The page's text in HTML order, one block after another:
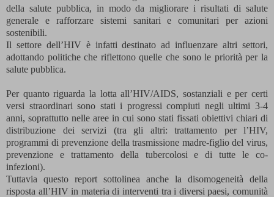
della salute pubblica, in modo da migliorare i risultati di salute
generale e rafforzare sistemi sanitari e comunitari per azioni
sostenibili.
Il settore dell’HIV è infatti destinato ad influenzare altri settori,
adottando politiche che riflettono quelle che sono le priorità per la
salute pubblica.
Per quanto riguarda la lotta all’HIV/AIDS, sostanziali e per certi
versi straordinari sono stati i progressi compiuti negli ultimi 3-4
anni, soprattutto nelle aree in cui sono stati fissati obiettivi chiari di
distribuzione dei servizi (tra gli altri: trattamento per l’HIV,
programmi di prevenzione della trasmissione madre-figlio del virus,
prevenzione e trattamento della tubercolosi e di tutte le co-
infezioni).
Tuttavia questo report sottolinea anche la disomogeneità della
risposta all’HIV in materia di interventi tra i diversi paesi, comunità